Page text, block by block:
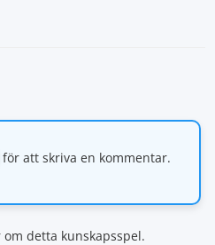
för att skriva en kommentar.
detta kunskapsspel.